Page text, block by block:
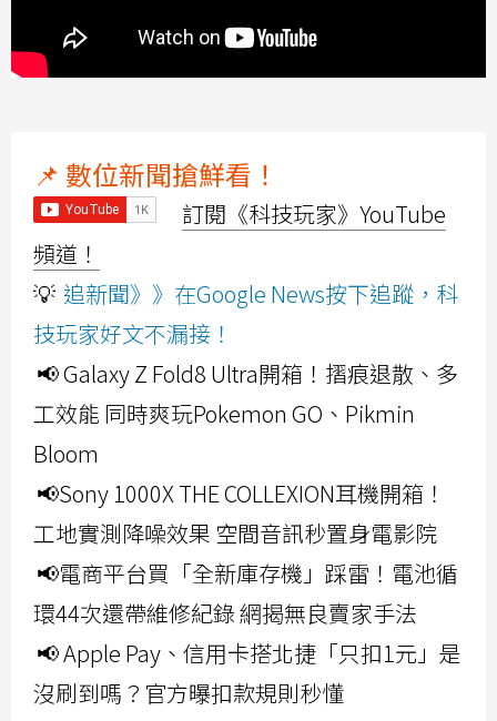
📌 數位新聞搶鮮看！
訂閱《科技玩家》YouTube
頻道！
💡 追新聞》》在Google News按下追蹤，科
技玩家好文不漏接！
📢 Galaxy Z Fold8 Ultra開箱！摺痕退散、多
工效能 同時爽玩Pokemon GO、Pikmin
Bloom
📢Sony 1000X THE COLLEXION耳機開箱！
工地實測降噪效果 空間音訊秒置身電影院
📢電商平台買「全新庫存機」踩雷！電池循
環44次還帶維修紀錄 網揭無良賣家手法
📢 Apple Pay、信用卡搭北捷「只扣1元」是
沒刷到嗎？官方曝扣款規則秒懂